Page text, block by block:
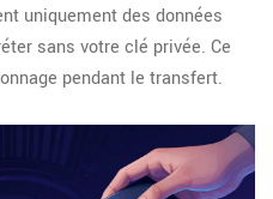
uniquement des données
sans votre clé privée. Ce
pendant le transfert.